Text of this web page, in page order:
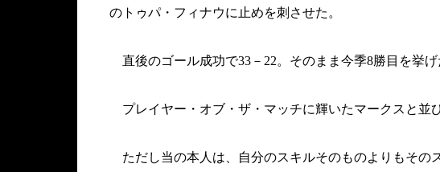
のトゥパ・フィナウに止めを刺させた。
直後のゴール成功で33－22。そのまま今季8勝目を挙げ
プレイヤー・オブ・ザ・マッチに輝いたマークスと並
ただし当の本人は、自分のスキルそのものよりもその